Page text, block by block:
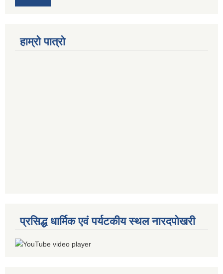
हाम्रो पात्रो
प्रसिद्ध धार्मिक एवं पर्यटकीय स्थल नारदपोखरी